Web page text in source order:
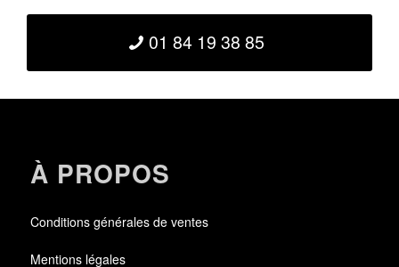
01 84 19 38 85
À PROPOS
Conditions générales de ventes
Mentions légales